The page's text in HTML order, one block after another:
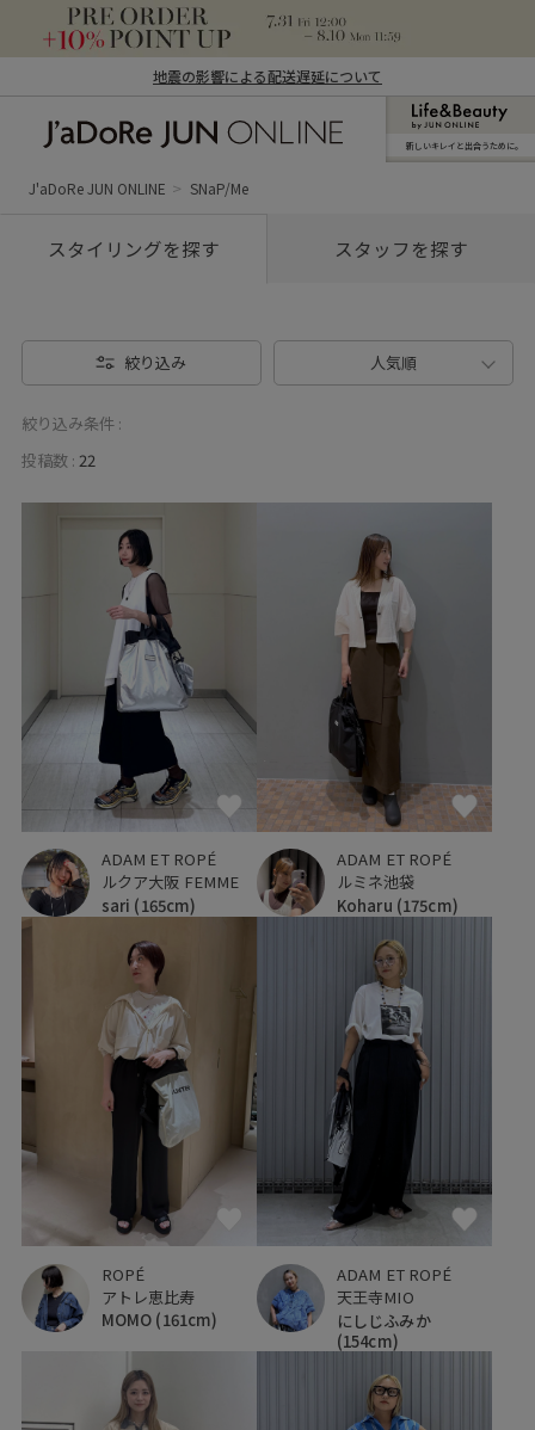
地震の影響による配送遅延について
ン オンライン）
新しいキレイと出合うために。
J'aDoRe JUN ONLINE SNaP/Me
スタイリングを探す スタッフを探す
絞り込み 人気順
絞り込み条件 :
投稿数 : 22
ADAM ET ROPÉ
ルクア大阪 FEMME
sari (165cm)
ADAM ET ROPÉ
ルミネ池袋
Koharu (175cm)
ROPÉ
アトレ恵比寿
MOMO (161cm)
ADAM ET ROPÉ
天王寺MIO
にしじふみか
(154cm)